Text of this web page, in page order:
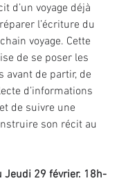
d’un voyage déjà
l’écriture du
voyage. Cette
de se poser les
avant de partir, de
d’informations
de suivre une
son récit au
Jeudi 29 février. 18h-